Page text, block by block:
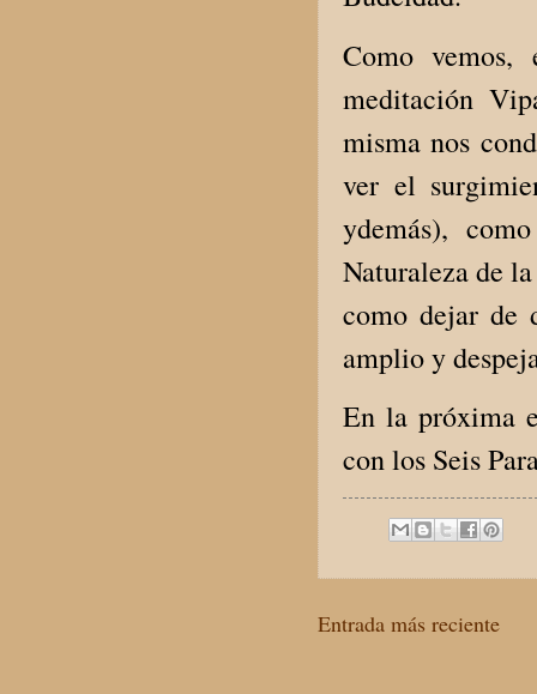
Como vemos,
meditación
misma nos
ver el
ydemás),
Naturaleza de
como dejar de
amplio y
En la próxima
con los Seis
Entrada más reciente